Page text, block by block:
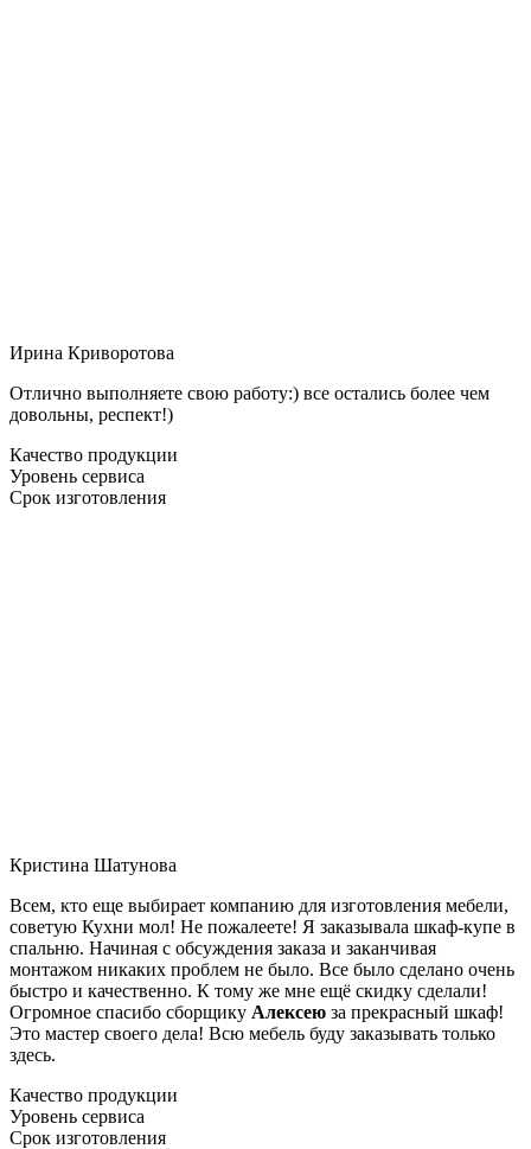
Ирина Криворотова
Отлично выполняете свою работу:) все остались более чем
довольны, респект!)
Качество продукции
Уровень сервиса
Срок изготовления
Кристина Шатунова
Всем, кто еще выбирает компанию для изготовления мебели,
советую Кухни мол! Не пожалеете! Я заказывала шкаф-купе в
спальню. Начиная с обсуждения заказа и заканчивая
монтажом никаких проблем не было. Все было сделано очень
быстро и качественно. К тому же мне ещё скидку сделали!
Огромное спасибо сборщику Алексею за прекрасный шкаф!
Это мастер своего дела! Всю мебель буду заказывать только
здесь.
Качество продукции
Уровень сервиса
Срок изготовления